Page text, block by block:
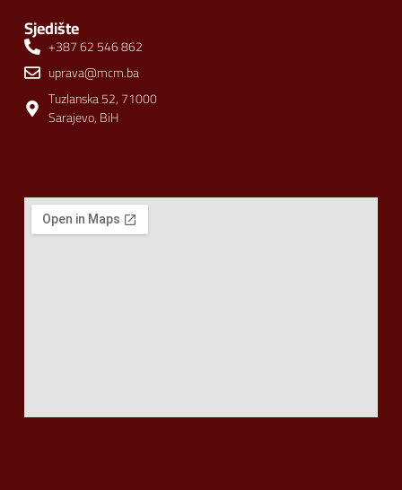
Sjedište
+387 62 546 862
uprava@mcm.ba
Tuzlanska 52, 71000
Sarajevo, BiH